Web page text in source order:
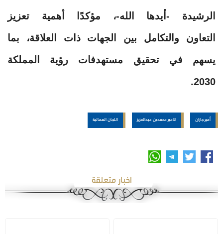
الرشيدة -أيدها الله-، مؤكدًا أهمية تعزيز
التعاون والتكامل بين الجهات ذات العلاقة، بما
يسهم في تحقيق مستهدفات رؤية المملكة
2030.
أمير جازان الامير محمدبن عبدالعزيز اللجان العمالية
اخبار متعلقة